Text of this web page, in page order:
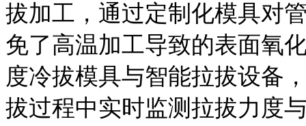
拔加工，通过定制化模具对
免了高温加工导致的表面氧
度冷拔模具与智能拉拔设备
拔过程中实时监测拉拔力度